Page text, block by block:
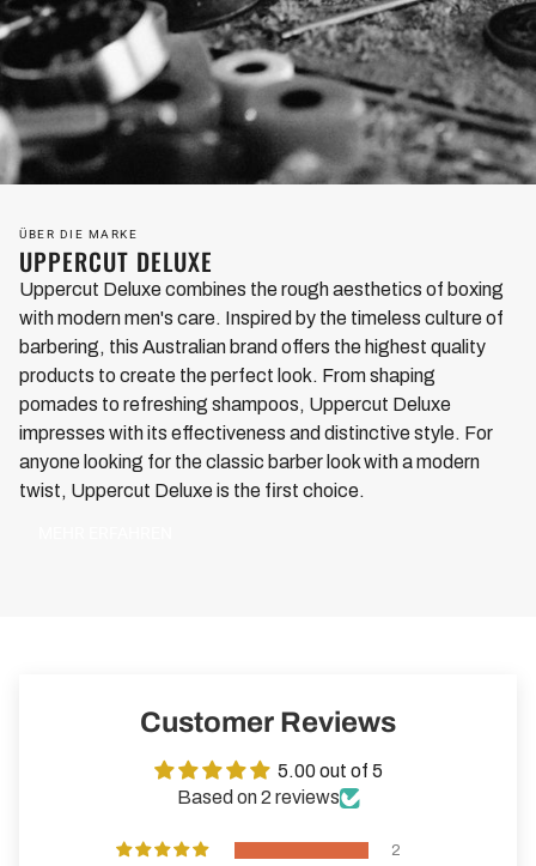
UPPERCUT DELUXE
ÜBER DIE MARKE
Uppercut Deluxe combines the rough aesthetics of boxing
with modern men's care. Inspired by the timeless culture of
barbering, this Australian brand offers the highest quality
products to create the perfect look. From shaping
pomades to refreshing shampoos, Uppercut Deluxe
impresses with its effectiveness and distinctive style. For
anyone looking for the classic barber look with a modern
twist, Uppercut Deluxe is the first choice.
Customer Reviews
5.00 out of 5
Based on 2 reviews
2